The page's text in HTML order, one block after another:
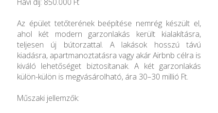
Az épület tetőterének beépítése nemrég készült el,
ahol két modern garzonlakás került kialakításra,
teljesen új bútorzattal. A lakások hosszú távú
kiadásra, apartmanoztatásra vagy akár Airbnb célra is
kiváló lehetőséget biztosítanak. A két garzonlakás
külön-külön is megvásárolható, ára 30–30 millió Ft.
Műszaki jellemzők: